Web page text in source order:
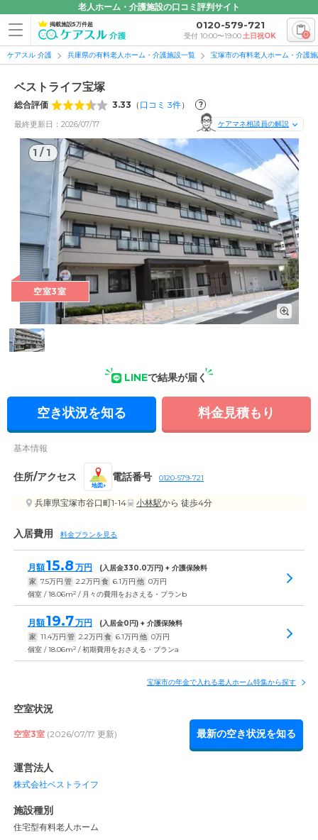
老人ホーム・介護施設の口コミ評判サイト
掲載施設5万件超 0120-579-721
受付 10:00〜19:00土日祝OK 0
ケアスル 介護 兵庫県の有料老人ホーム・介護施設一覧 宝塚市の有料老人ホーム・介護
ベストライフ宝塚
総合評価 3.33 （ 口コミ 3件） ?
最終更新日：2026/07/17 ケアマネ相談員の解説
1 / 1
1/1
外観: 宝塚市谷口町の住宅型有料老人ホーム。訪問介護と居宅
介護支援事業所を併設しています。
空室3室
LINEで結果が届く
空き状況を知る 料金見積もり
基本情報
住所/アクセス
地図
電話番号 0120-579-721
兵庫県宝塚市谷口町1-14 小林駅から 徒歩4分
入居費用 料金プランを見る
月額15.8 万円 (入居金330.0万円) + 介護保険料
家 7.5万円 管 2.2万円 食 6.1万円 他 0万円
個室 / 18.06m2 / 月々の費用をおさえる・プランb
月額19.7万円 (入居金0 円) + 介護保険料
家 11.4万円 管 2.2万円 食 6.1万円 他 0万円
個室 / 18.06m2 / 初期費用をおさえる・プランa
宝塚市の年金で入れる老人ホーム特集から探す
空室状況
空室3室 (2026/07/17 更新) 最新の空き状況を知る
運営法人
株式会社ベストライフ
施設種別
住宅型有料老人ホーム